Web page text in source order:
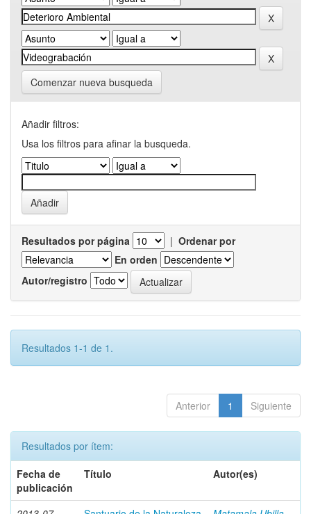
Comenzar nueva busqueda
Añadir filtros:
Usa los filtros para afinar la busqueda.
Resultados por página | Ordenar por
En orden
Autor/registro
Resultados 1-1 de 1.
Anterior 1 Siguiente
Resultados por ítem:
Fecha de
publicación
Título Autor(es)